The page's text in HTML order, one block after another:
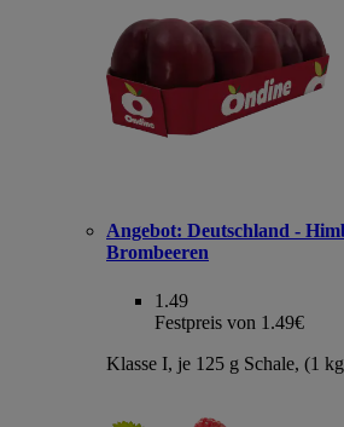
Angebot: Deutschland -
Brombeeren
1.49
Festpreis von 1.49€
Klasse I, je 125 g Schale, (1